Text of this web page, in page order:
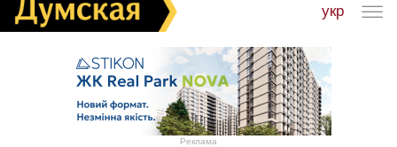
укр
Реклама